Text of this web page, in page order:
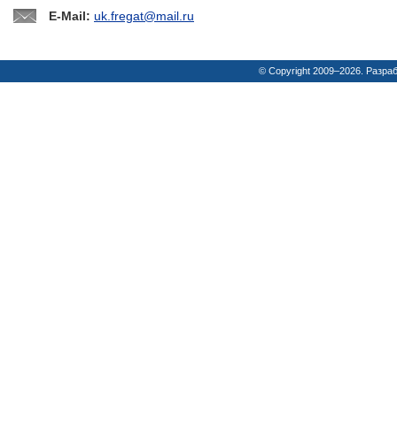
E-Mail: uk.fregat@mail.ru
© Copyright 2009–2026.